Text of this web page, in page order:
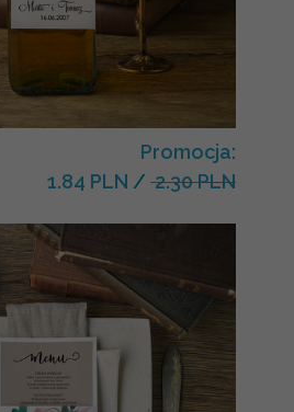
Promocja:
1.84 PLN / 2.30 PLN